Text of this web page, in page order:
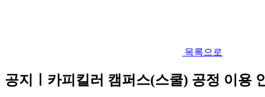
목록으로
공지ㅣ카피킬러 캠퍼스(스쿨) 공정 이용